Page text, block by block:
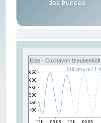
Elbe - Cuxhaven Steubenhöft